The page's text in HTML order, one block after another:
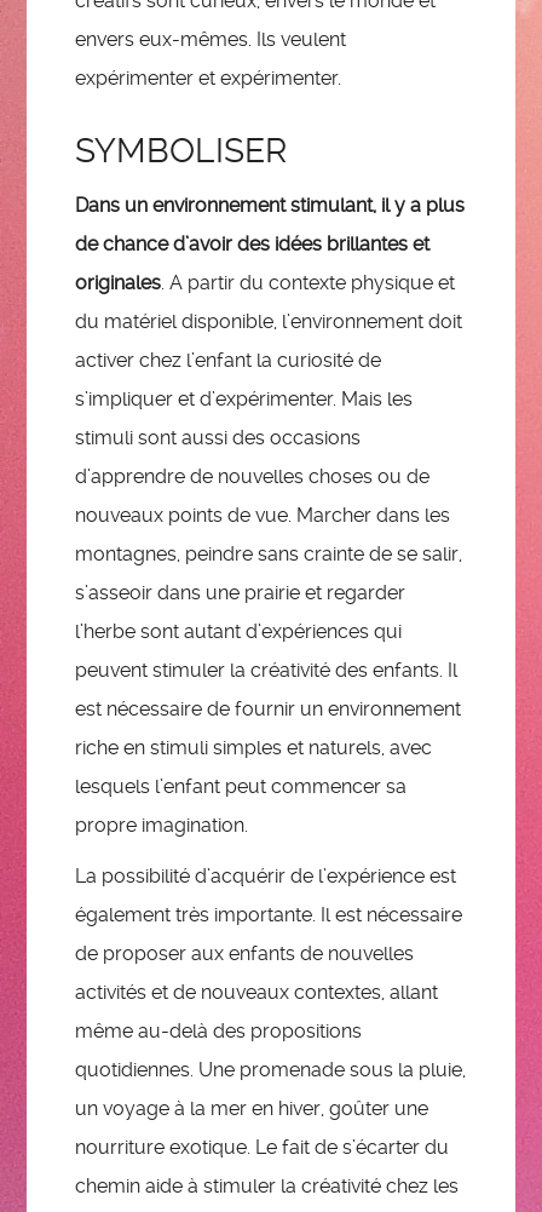
envers eux-mêmes. Ils veulent
expérimenter et expérimenter.
SYMBOLISER
Dans un environnement stimulant, il y a plus
de chance d’avoir des idées brillantes et
originales. A partir du contexte physique et
du matériel disponible, l’environnement doit
activer chez l’enfant la curiosité de
s’impliquer et d’expérimenter. Mais les
stimuli sont aussi des occasions
d’apprendre de nouvelles choses ou de
nouveaux points de vue. Marcher dans les
montagnes, peindre sans crainte de se salir,
s’asseoir dans une prairie et regarder
l’herbe sont autant d’expériences qui
peuvent stimuler la créativité des enfants. Il
est nécessaire de fournir un environnement
riche en stimuli simples et naturels, avec
lesquels l’enfant peut commencer sa
propre imagination.
La possibilité d’acquérir de l’expérience est
également très importante. Il est nécessaire
de proposer aux enfants de nouvelles
activités et de nouveaux contextes, allant
même au-delà des propositions
quotidiennes. Une promenade sous la pluie,
un voyage à la mer en hiver, goûter une
nourriture exotique. Le fait de s’écarter du
chemin aide à stimuler la créativité chez les